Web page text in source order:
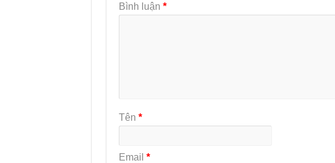
Bình luận *
Tên *
Email *